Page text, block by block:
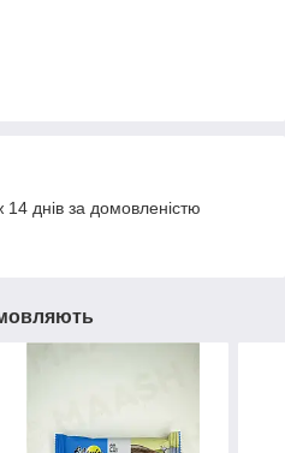
днів за домовленістю